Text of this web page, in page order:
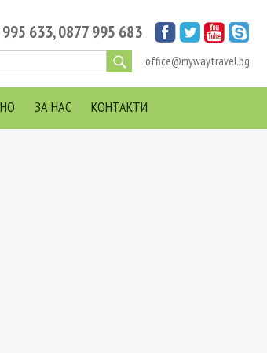
633,0877 995 683
office@mywaytravel.bg
ЗА НАС КОНТАКТИ